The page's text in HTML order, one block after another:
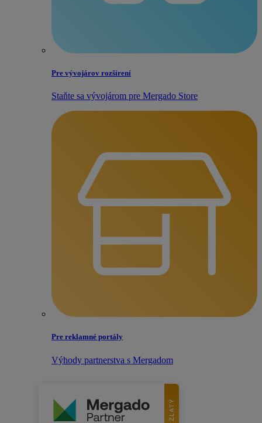
Pre vývojárov rozšírení
Staňte sa vývojárom pre Mergado Store
Pre reklamné portály
Výhody partnerstva s Mergadom